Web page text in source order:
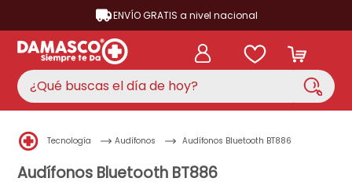
ENVÍO GRATIS a nivel nacional
¿Qué buscas el día de hoy?
Tecnología Audífonos Audífonos Bluetooth BT886
Audífonos Bluetooth BT886
TÉRMINOS MÁS BUSCADOS